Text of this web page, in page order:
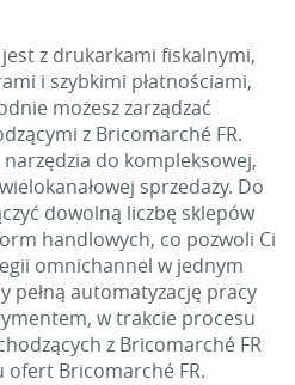
z drukarkami fiskalnymi,
i szybkimi płatnościami,
możesz zarządzać
z Bricomarché FR.
do kompleksowej,
sprzedaży. Do
dowolną liczbę sklepów
handlowych, co pozwoli Ci
omnichannel w jednym
pełną automatyzację pracy
w trakcie procesu
z Bricomarché FR
ofert Bricomarché FR.